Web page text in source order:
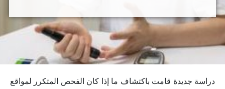
دراسة جديدة قامت باكتشاف ما إذا كان الفحص المتكرر لمواقع